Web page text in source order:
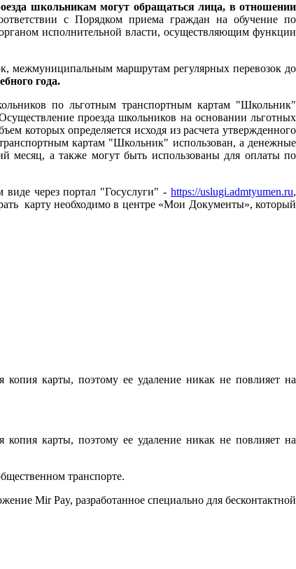
школьникам могут обращаться лица, в отношении
с Порядком приема граждан на обучение по
исполнительной власти, осуществляющим функции
межмуниципальным маршрутам регулярных перевозок до
года.
по льготным транспортным картам "Школьник"
проезда школьников на основании льготных
которых определяется исходя из расчета утвержденного
картам "Школьник" использован, а денежные
месяц, а также могут быть использованы для оплаты по
виде через портал "Госуслуги" -https://uslugi.admtyumen.ru,
карту необходимо в центре «Мои Документы», который
карты, поэтому ее удаление никак не повлияет на
карты, поэтому ее удаление никак не повлияет на
транспорте.
Mir Pay, разработанное специально для бесконтактной